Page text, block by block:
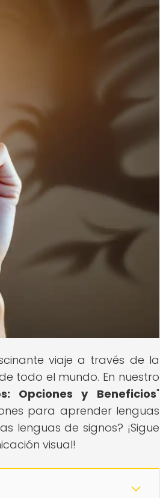
viaje a través de la
todo el mundo. En nuestro
Opciones y Beneficios"
para aprender lenguas
lenguas de signos? ¡Sigue
visual!